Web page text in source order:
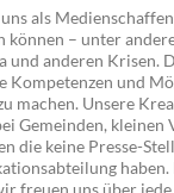
BTW17 * Audi
als
können – unter
und anderen Krisen.
Kompetenzen und
machen. Unsere
Gemeinden, kleinen
die keine Presse-